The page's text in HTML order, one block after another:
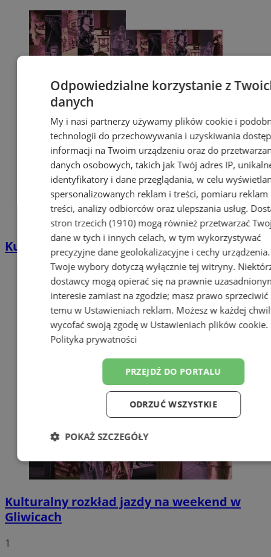
Kulturalny rozkład jazdy: 28–30 lipca
Kulturalny rozkład jazdy na weekend w
Gliwicach
1
Odpowiedzialne korzystanie z
danych
My i nasi partnerzy używamy plików cookie i
technologii do przechowywania i uzyskiwania
informacji na Twoim urządzeniu oraz do
danych osobowych, takich jak Twój adres IP,
identyfikatory i dane przeglądania, w celu
spersonalizowanych reklam i treści, pomiaru reklam
treści, analizy odbiorców oraz ulepszania usług.
stron trzecich (1910)mogą również przetwarzać
dane w tych i innych celach, w tym wykorzystywać
precyzyjne dane geolokalizacyjne i cechy urządzenia.
Twoje wybory dotyczą wyłącznie tej witryny.
dostawcy mogą opierać się na prawnie
interesie zamiast na zgodzie; masz prawo sprzeciwić
temu w Ustawieniach reklam. Możesz w każdej
wycofać swoją zgodę w Ustawieniach plików cookie.
Polityka prywatności
PRZEJDŹ DO PORTALU
ODRZUĆ WSZYSTKIE
POKAŻ SZCZEGÓŁY
Niezbędne Wydajność
Funkcjonalność